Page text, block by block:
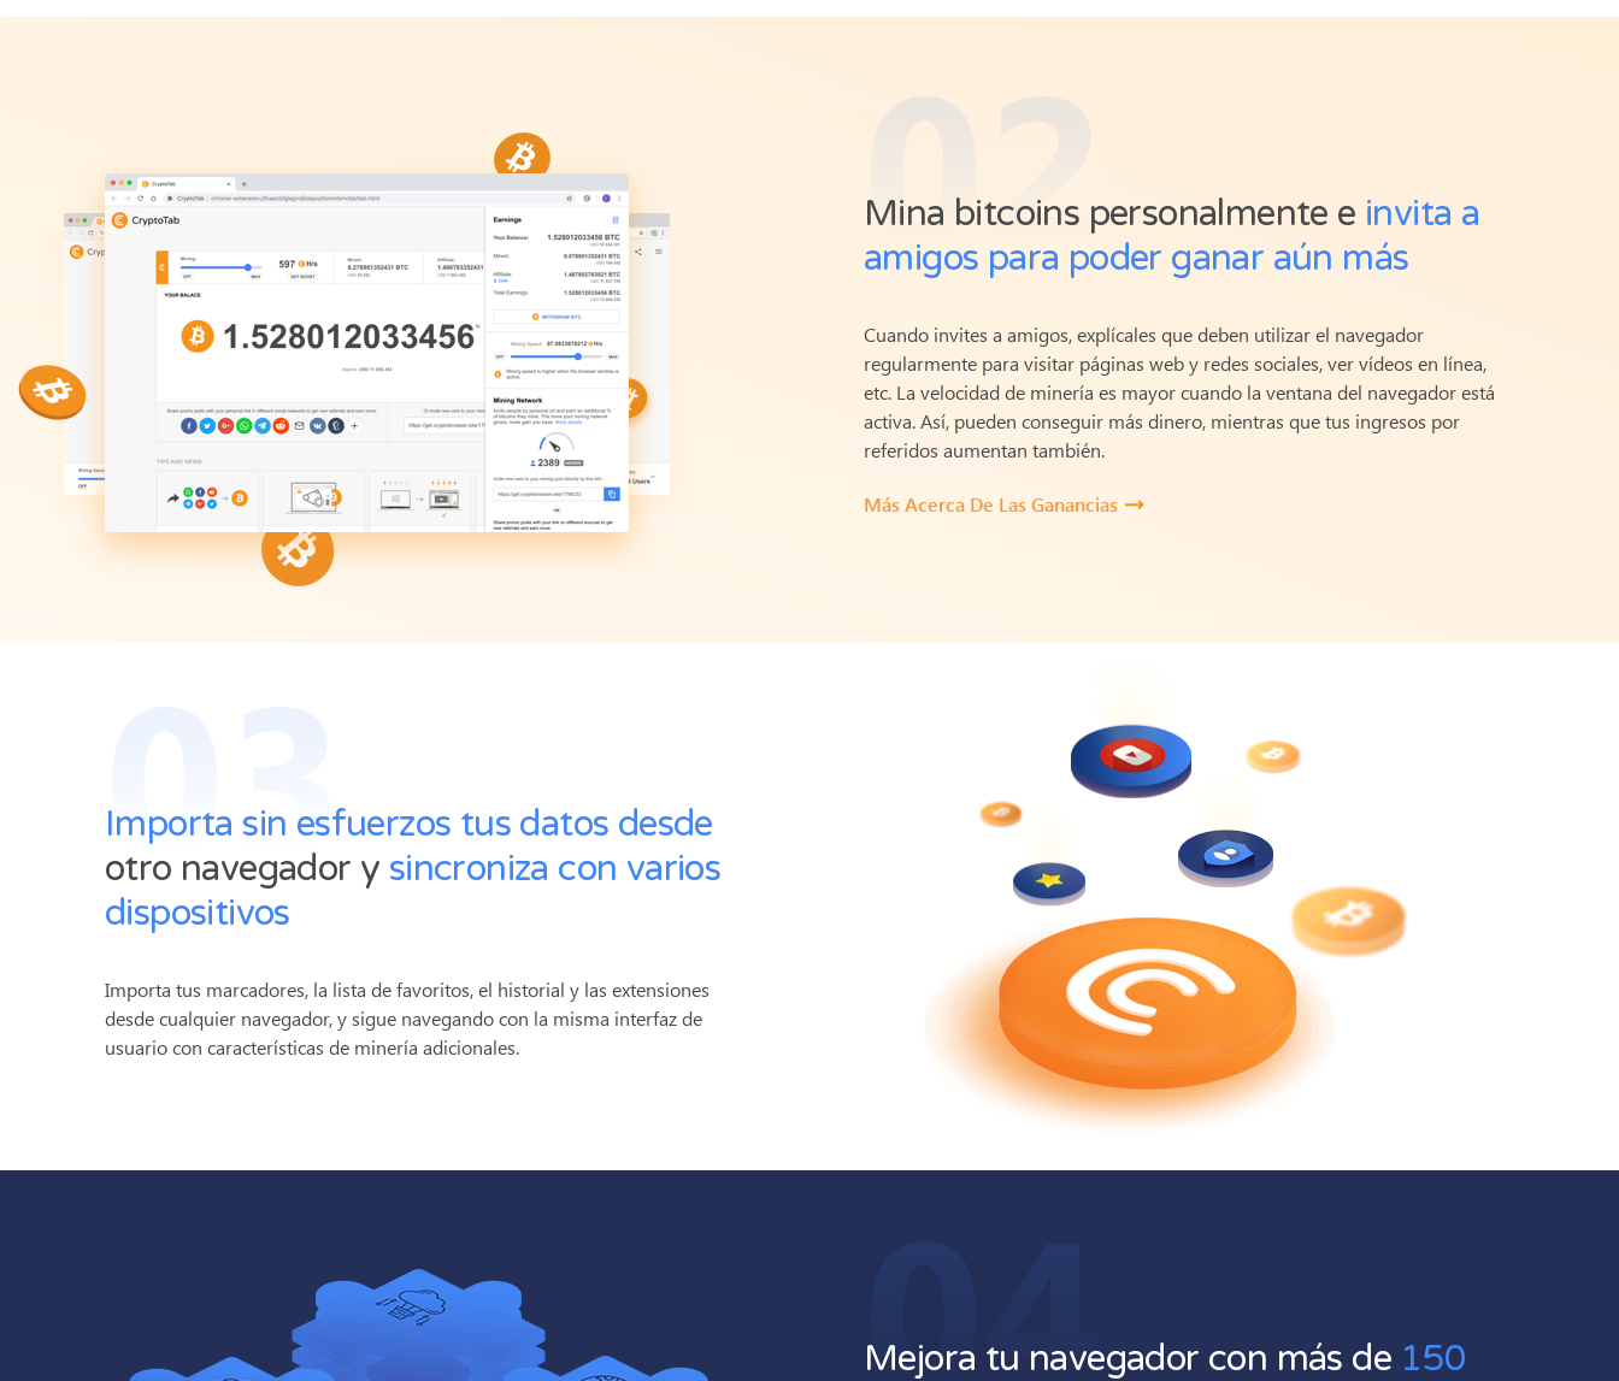
Mina bitcoins personalmente e invita a
amigos para poder ganar aún más
Cuando invites a amigos, explícales que deben utilizar el navegador
regularmente para visitar páginas web y redes sociales, ver vídeos en línea,
etc. La velocidad de minería es mayor cuando la ventana del navegador está
activa.Así, pueden conseguir más dinero, mientras que tus ingresos por
referidos aumentan también.
Más Acerca De Las Ganancias
02
Importa sin esfuerzos tus datos desde
otro navegador y sincroniza con varios
dispositivos
Importa tus marcadores, la lista de favoritos, el historial y las extensiones
desde cualquier navegador, y sigue navegando con la misma interfaz de
usuario con características de minería adicionales.
03
Mejora tu navegador con más de 150
04